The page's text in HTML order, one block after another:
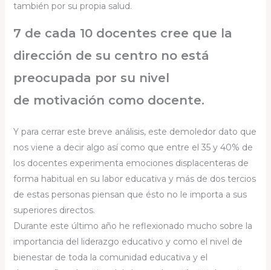
también por su propia salud.
7 de cada 10 docentes cree que la
dirección de su centro no está
preocupada por su nivel
de motivación como docente.
Y para cerrar este breve análisis, este demoledor dato que
nos viene a decir algo así como que entre el 35 y 40% de
los docentes experimenta emociones displacenteras de
forma habitual en su labor educativa y más de dos tercios
de estas personas piensan que ésto no le importa a sus
superiores directos.
Durante este último año he reflexionado mucho sobre la
importancia del liderazgo educativo y como el nivel de
bienestar de toda la comunidad educativa y el